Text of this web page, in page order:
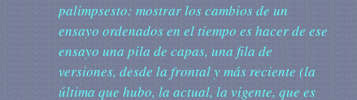
palimpsesto: mostrar los cambios de un
ensayo ordenados en el tiempo es hacer de ese
ensayo una pila de capas, una fila de
versiones, desde la frontal y más reciente (la
última que hubo, la actual, la vigente, que es